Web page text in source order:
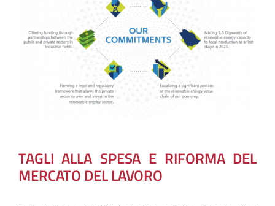
TAGLI ALLA SPESA E RIFORMA DEL
MERCATO DEL LAVORO